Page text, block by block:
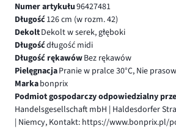
Numer artykułu96427481
Długość126 cm (w rozm. 42)
DekoltDekolt w serek, głęboki
Długośćdługość midi
Długość rękawówBez rękawów
PielęgnacjaPranie w pralce 30°C, Nie
Markabonprix
Podmiot gospodarczy odpowiedzialny
Handelsgesellschaft mbH | Haldesdorfer
| Niemcy, Kontakt: https://www.bonprix.pl/